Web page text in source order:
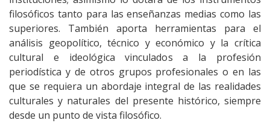
filosóficos tanto para las enseñanzas medias como las
superiores. También aporta herramientas para el
análisis geopolítico, técnico y económico y la crítica
cultural e ideológica vinculados a la profesión
periodística y de otros grupos profesionales o en las
que se requiera un abordaje integral de las realidades
culturales y naturales del presente histórico, siempre
desde un punto de vista filosófico.